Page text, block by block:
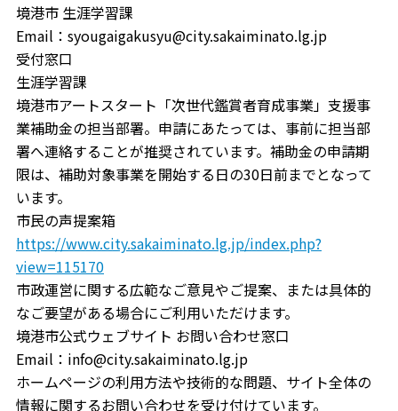
境港市 生涯学習課
Email：syougaigakusyu@city.sakaiminato.lg.jp
受付窓口
生涯学習課
境港市アートスタート「次世代鑑賞者育成事業」支援事
業補助金の担当部署。申請にあたっては、事前に担当部
署へ連絡することが推奨されています。補助金の申請期
限は、補助対象事業を開始する日の30日前までとなって
います。
市民の声提案箱
https://www.city.sakaiminato.lg.jp/index.php?
view=115170
市政運営に関する広範なご意見やご提案、または具体的
なご要望がある場合にご利用いただけます。
境港市公式ウェブサイト お問い合わせ窓口
Email：info@city.sakaiminato.lg.jp
ホームページの利用方法や技術的な問題、サイト全体の
情報に関するお問い合わせを受け付けています。